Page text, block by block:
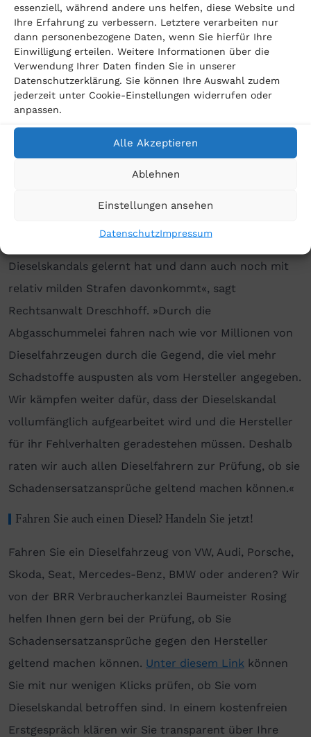
essenziell, während andere uns helfen, diese Website und
Ihre Erfahrung zu verbessern. Letztere verarbeiten nur
dann personenbezogene Daten, wenn Sie hierfür Ihre
Einwilligung erteilen. Weitere Informationen über die
Verwendung Ihrer Daten finden Sie in unserer
Datenschutzerklärung. Sie können Ihre Auswahl zudem
jederzeit unter Cookie-Einstellungen widerrufen oder
anpassen.
Alle Akzeptieren
Ablehnen
Einstellungen ansehen
DatenschutzImpressum
verhängt. Diesen Umstand berücksichtigte die
Kommission bei ihrer Entscheidung und ließ bei der
Höhe der Strafe Milde walten. So hat VW laut eines
Spiegel-Berichtsoffenbar ebenfalls zu dem Fall
ausgesagt und deswegen einen Kronzeugenrabatt
erhalten. Ohne ihn hätten die Wolfsburger eine etwa
doppelt so hohe Strafe bezahlen müssen.
Dieselskandals gelernt hat und dann auch noch mit
relativ milden Strafen davonkommt«, sagt
Rechtsanwalt Dreschhoff. »Durch die
Abgasschummelei fahren nach wie vor Millionen von
Dieselfahrzeugen durch die Gegend, die viel mehr
Schadstoffe auspusten als vom Hersteller angegeben.
Wir kämpfen weiter dafür, dass der Dieselskandal
vollumfänglich aufgearbeitet wird und die Hersteller
für ihr Fehlverhalten geradestehen müssen. Deshalb
raten wir auch allen Dieselfahrern zur Prüfung, ob sie
Schadensersatzansprüche geltend machen können.«
Fahren Sie auch einen Diesel? Handeln Sie jetzt!
Fahren Sie ein Dieselfahrzeug von VW, Audi, Porsche,
Skoda, Seat, Mercedes-Benz, BMW oder anderen? Wir
von der BRR Verbraucherkanzlei Baumeister Rosing
helfen Ihnen gern bei der Prüfung, ob Sie
Schadensersatzansprüche gegen den Hersteller
geltend machen können. Unter diesem Link können
Sie mit nur wenigen Klicks prüfen, ob Sie vom
Dieselskandal betroffen sind. In einem kostenfreien
Erstgespräch klären wir Sie transparent über Ihre